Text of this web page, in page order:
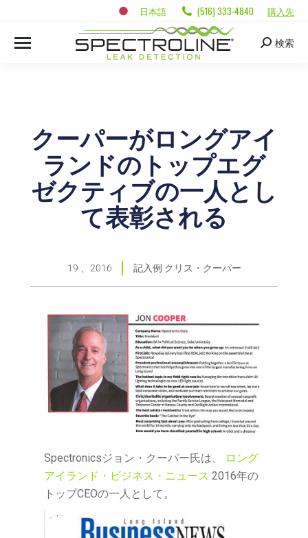
日本語 (516) 333-4840 購入先
検索
クーパーがロングアイ
ランドのトップエグ
ゼクティブの一人とし
て表彰される
19 、2016 記入例 クリス・クーパー
Spectronicsジョン・クーパー氏は、
ロング
アイランド・ビジネス・ニュース 2016年の
トップCEOの一人として。